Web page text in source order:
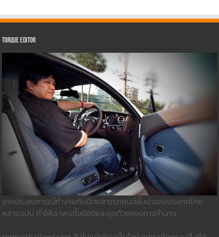
Torque Editor
จากประสบการณ์ทำงานกับนิตยสารรถยนต์ชั้นนำของประเทศไทย
หลายฉบับ ทำให้เราพบทั้งข้อดีและจุดด้วยของการทำงาน